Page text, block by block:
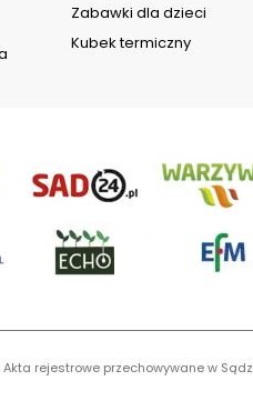
Zabawki dla dzieci
Kubek termiczny
Akta rejestrowe przechowywane w